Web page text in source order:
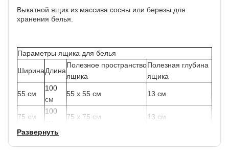
Выкатной ящик из массива сосны или березы для
хранения белья.
Параметры ящика для белья
ШиринаДлина
Полезное пространство
ящика
Полезная глубина
ящика
55 см
100
см
55 х 55 см 13 см
75 см
100
75 х 75 см 13 см
Обращаем ваше внимание:
Развернуть